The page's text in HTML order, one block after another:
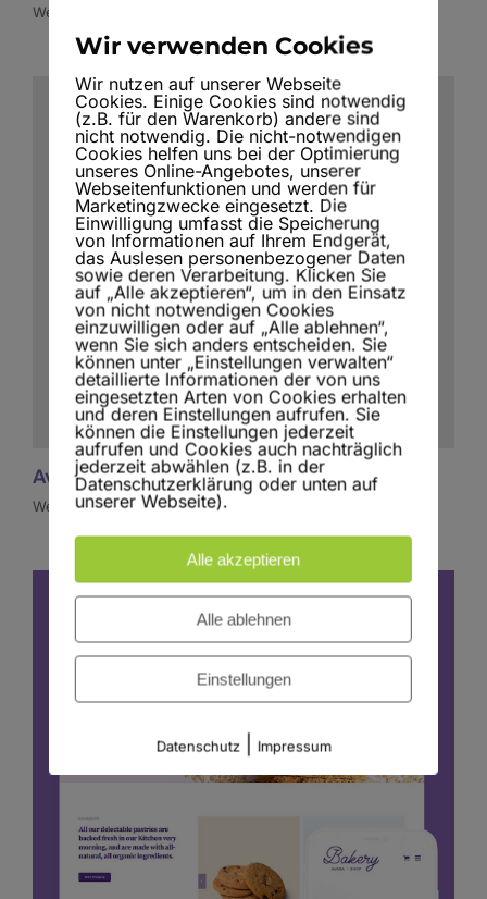
Web Design
Avada Builder Prebuilt Website
Web Design
Wir verwenden Cookies
Wir nutzen auf unserer Webseite
Cookies. Einige Cookies sind notwendig
(z.B. für den Warenkorb) andere sind
nicht notwendig. Die nicht-notwendigen
Cookies helfen uns bei der Optimierung
unseres Online-Angebotes, unserer
Webseitenfunktionen und werden für
Marketingzwecke eingesetzt. Die
Einwilligung umfasst die Speicherung
von Informationen auf Ihrem Endgerät,
das Auslesen personenbezogener Daten
sowie deren Verarbeitung. Klicken Sie
auf „Alle akzeptieren“, um in den Einsatz
von nicht notwendigen Cookies
einzuwilligen oder auf „Alle ablehnen“,
wenn Sie sich anders entscheiden. Sie
können unter „Einstellungen verwalten“
detaillierte Informationen der von uns
eingesetzten Arten von Cookies erhalten
und deren Einstellungen aufrufen. Sie
können die Einstellungen jederzeit
aufrufen und Cookies auch nachträglich
jederzeit abwählen (z.B. in der
Datenschutzerklärung oder unten auf
unserer Webseite).
Alle akzeptieren
Alle ablehnen
Einstellungen
Datenschutz| Impressum